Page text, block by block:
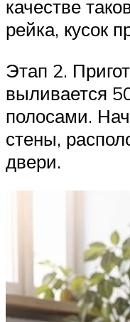
качестве
рейка, кусок
Этап 2.
выливается
полосами.
стены,
двери.